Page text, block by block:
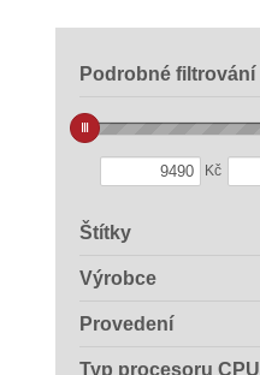
Podrobné filtrování
Kč
Štítky
Výrobce
Provedení
Typ procesoru CPU